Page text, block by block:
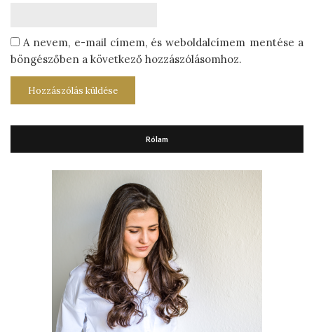
A nevem, e-mail címem, és weboldalcímem mentése a
böngészőben a következő hozzászólásomhoz.
Rólam